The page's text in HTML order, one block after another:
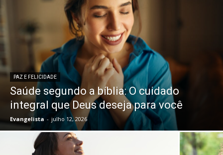
PAZ E FELICIDADE
Saúde segundo a bíblia: O cuidado
integral que Deus deseja para você
Evangelista - julho 12, 2026